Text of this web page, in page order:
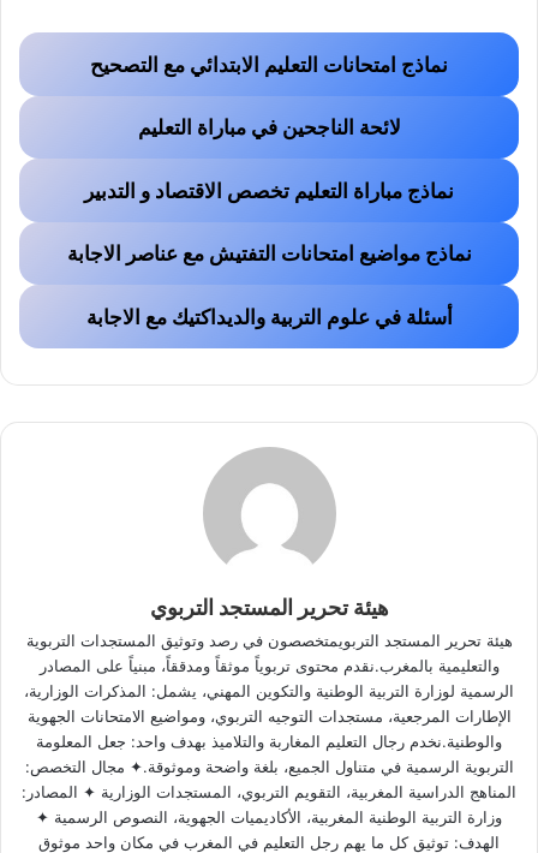
نماذج امتحانات التعليم الابتدائي مع التصحيح
لائحة الناجحين في مباراة التعليم
نماذج مباراة التعليم تخصص الاقتصاد و التدبير
نماذج مواضيع امتحانات التفتيش مع عناصر الاجابة
أسئلة في علوم التربية والديداكتيك مع الاجابة
هيئة تحرير المستجد التربوي
هيئة تحرير المستجد التربويمتخصصون في رصد وتوثيق المستجدات التربوية
والتعليمية بالمغرب.نقدم محتوى تربوياً موثقاً ومدققاً، مبنياً على المصادر
الرسمية لوزارة التربية الوطنية والتكوين المهني، يشمل: المذكرات الوزارية،
الإطارات المرجعية، مستجدات التوجيه التربوي، ومواضيع الامتحانات الجهوية
والوطنية.نخدم رجال التعليم المغاربة والتلاميذ بهدف واحد: جعل المعلومة
التربوية الرسمية في متناول الجميع، بلغة واضحة وموثوقة.✦ مجال التخصص:
المناهج الدراسية المغربية، التقويم التربوي، المستجدات الوزارية ✦ المصادر:
وزارة التربية الوطنية المغربية، الأكاديميات الجهوية، النصوص الرسمية ✦
الهدف: توثيق كل ما يهم رجل التعليم في المغرب في مكان واحد موثوق